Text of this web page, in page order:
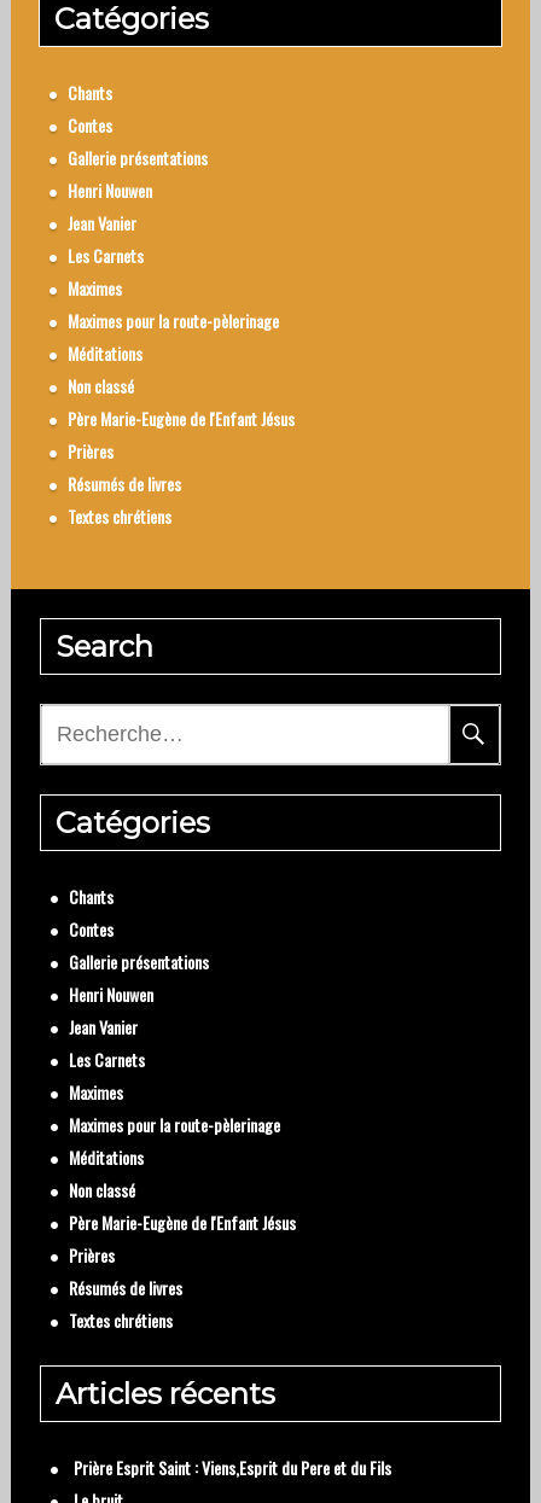
Catégories
Chants
Contes
Gallerie présentations
Henri Nouwen
Jean Vanier
Les Carnets
Maximes
Maximes pour la route-pèlerinage
Méditations
Non classé
Père Marie-Eugène de l'Enfant Jésus
Prières
Résumés de livres
Textes chrétiens
Search
Rechercher :
Catégories
Chants
Contes
Gallerie présentations
Henri Nouwen
Jean Vanier
Les Carnets
Maximes
Maximes pour la route-pèlerinage
Méditations
Non classé
Père Marie-Eugène de l'Enfant Jésus
Prières
Résumés de livres
Textes chrétiens
Articles récents
Prière Esprit Saint : Viens,Esprit du Pere et du Fils